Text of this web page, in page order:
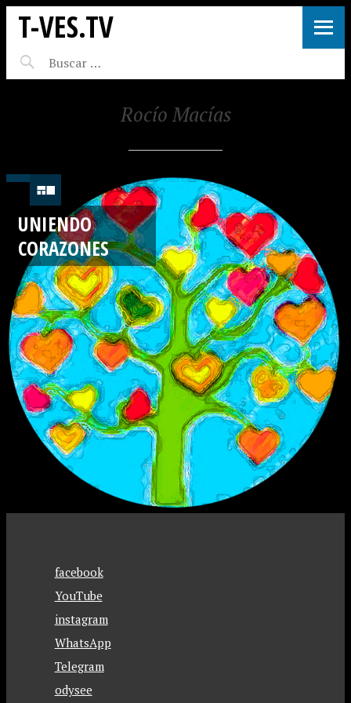
T-VES.TV
Rocío Macías
UNIENDO
CORAZONES
facebook
YouTube
instagram
WhatsApp
Telegram
odysee